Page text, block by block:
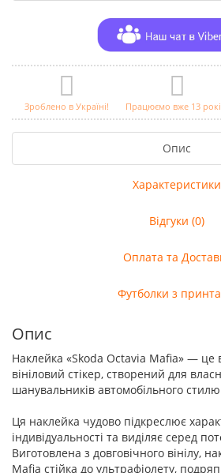
Зроблено в Україні! Працюємо вже 13
Опис
Характеристики
Відгуки (0)
Оплата та
Футболки з
Опис
Наклейка «Skoda Octavia Mafia» — це
вініловий стікер, створений для
шанувальників автомобільного
Ця наклейка чудово підкреслює
індивідуальності та виділяє серед
Виготовлена з довговічного вінілу,
Mafia стійка до ультрафіолету,